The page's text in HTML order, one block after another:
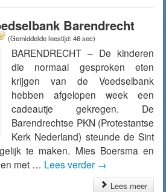
Barendrecht
(Gemiddelde leestijd: 46 sec)
BARENDRECHT – De kinderen
die normaal gesproken eten
krijgen van de Voedselbank
hebben afgelopen week een
cadeautje gekregen. De
Barendrechtse PKN (Protestantse
Kerk Nederland) steunde de Sint
te maken. Mies Boersma en
met … Lees verder →
Lees meer